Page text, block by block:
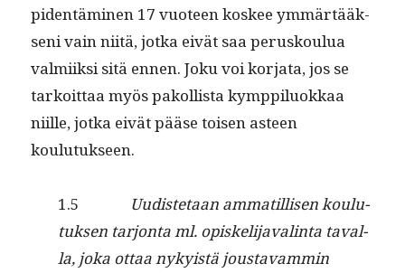
piden­tämi­nen 17 vuo­teen kos­kee ymmärtääk­
seni vain niitä, jot­ka eivät saa perusk­oulua
valmi­ik­si sitä ennen. Joku voi kor­ja­ta, jos se
tarkoit­taa myös pakol­lista kymp­pilu­okkaa
niille, jot­ka eivät pääse toisen asteen
koulutukseen.
1.5 Uud­is­te­taan ammatil­lisen koulu­
tuk­sen tar­jon­ta ml. opiske­li­javal­in­ta taval­
la, joka ottaa nyky­istä jous­tavam­min